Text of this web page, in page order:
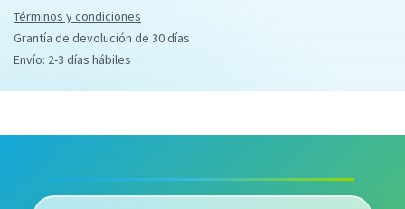
Términos y condiciones
Grantía de devolución de 30 días
Envío: 2-3 días hábiles